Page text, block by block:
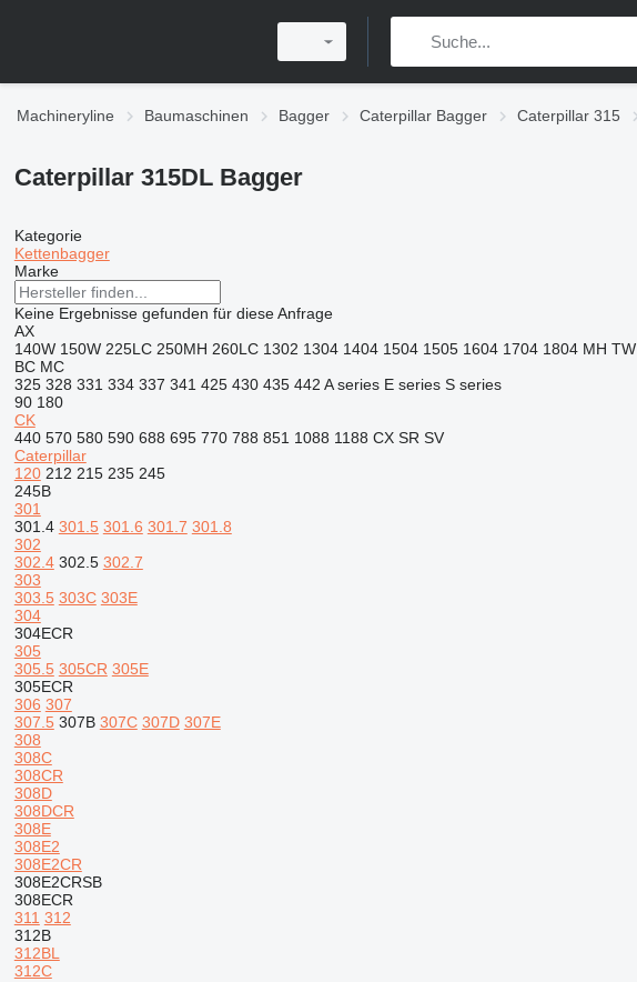
Machineryline Baumaschinen Bagger Caterpillar Bagger Caterpillar 315
Caterpillar 315DL Bagger
Kategorie
Kettenbagger
Marke
Keine Ergebnisse gefunden für diese Anfrage
AX
140W 150W 225LC 250MH 260LC 1302 1304 1404 1504 1505 1604 1704 1804 MH TW
BC MC
325 328 331 334 337 341 425 430 435 442 A series E series S series
90 180
CK
440 570 580 590 688 695 770 788 851 1088 1188 CX SR SV
Caterpillar
120 212 215 235 245
245B
301
301.4 301.5 301.6 301.7 301.8
302
302.4 302.5 302.7
303
303.5 303C 303E
304
304ECR
305
305.5 305CR 305E
305ECR
306 307
307.5 307B 307C 307D 307E
308
308C
308CR
308D
308DCR
308E
308E2
308E2CR
308E2CRSB
308ECR
311 312
312B
312BL
312C